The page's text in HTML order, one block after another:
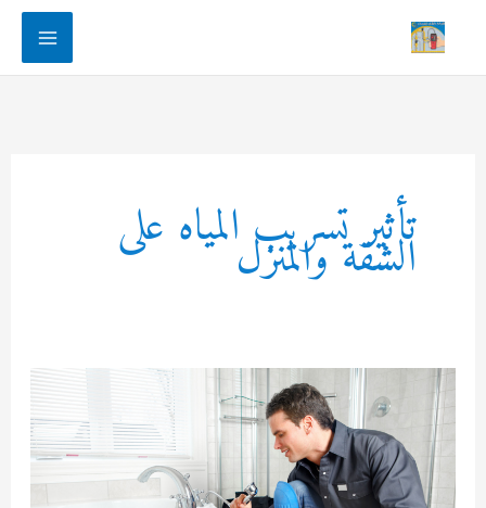
Main
تأثير تسريب المياه على
الشقة والمنزل